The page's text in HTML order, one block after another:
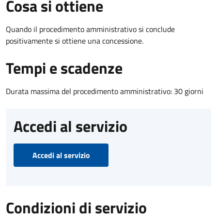
Cosa si ottiene
Quando il procedimento amministrativo si conclude
positivamente si ottiene una concessione.
Tempi e scadenze
Durata massima del procedimento amministrativo: 30 giorni
Accedi al servizio
Accedi al servizio
Condizioni di servizio